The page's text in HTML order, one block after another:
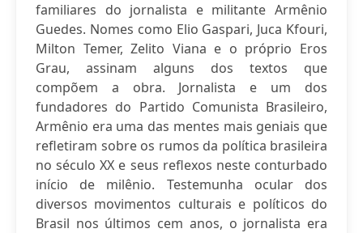
familiares do jornalista e militante Armênio
Guedes. Nomes como Elio Gaspari, Juca Kfouri,
Milton Temer, Zelito Viana e o próprio Eros
Grau, assinam alguns dos textos que
compõem a obra. Jornalista e um dos
fundadores do Partido Comunista Brasileiro,
Armênio era uma das mentes mais geniais que
refletiram sobre os rumos da política brasileira
no século XX e seus reflexos neste conturbado
início de milênio. Testemunha ocular dos
diversos movimentos culturais e políticos do
Brasil nos últimos cem anos, o jornalista era